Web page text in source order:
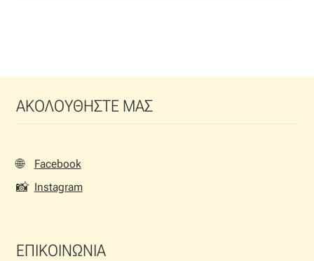
ΑΚΟΛΟΥΘΗΣΤΕ ΜΑΣ
🌐 Facebook
📸 Instagram
ΕΠΙΚΟΙΝΩΝΙΑ